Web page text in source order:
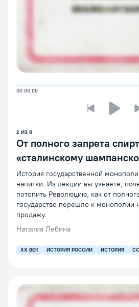
00:00:00
Предыдущая
2 ИЗ 6
От полного запрета
«сталинскому
История государственной
напитки. Из лекции вы узнаете,
потопить Революцию, как от
государство перешло к монополии
продажу.
Наталия Лебина
XX ВЕК ИСТОРИЯ РОССИИ ИСТОРИЯ